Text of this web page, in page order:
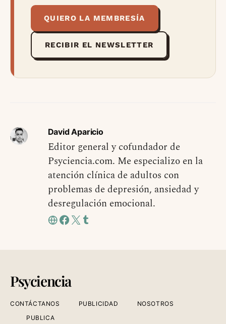
QUIERO LA MEMBRESÍA
RECIBIR EL NEWSLETTER
David Aparicio
Editor general y cofundador de
Psyciencia.com. Me especializo en la
atención clínica de adultos con
problemas de depresión, ansiedad y
desregulación emocional.
Psyciencia
CONTÁCTANOS PUBLICIDAD
NOSOTROS
PUBLICA